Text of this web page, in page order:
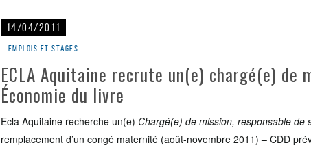
14/04/2011
Emplois et stages
ECLA Aquitaine recrute un(e) chargé(e) de
Économie du livre
Ecla Aquitaine recherche un(e) Chargé(e) de mission, responsable de
remplacement d’un congé maternité (août-novembre 2011) – CDD